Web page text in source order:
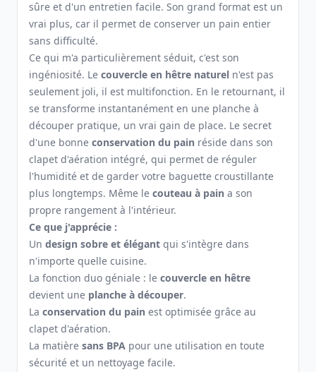
sûre et d'un entretien facile. Son grand format est un
vrai plus, car il permet de conserver un pain entier
sans difficulté.
Ce qui m'a particulièrement séduit, c'est son
ingéniosité. Le couvercle en hêtre naturel n'est pas
seulement joli, il est multifonction. En le retournant, il
se transforme instantanément en une planche à
découper pratique, un vrai gain de place. Le secret
d'une bonne conservation du pain réside dans son
clapet d'aération intégré, qui permet de réguler
l'humidité et de garder votre baguette croustillante
plus longtemps. Même le couteau à pain a son
propre rangement à l'intérieur.
Ce que j'apprécie :
Un design sobre et élégant qui s'intègre dans
n'importe quelle cuisine.
La fonction duo géniale : le couvercle en hêtre
devient une planche à découper.
La conservation du pain est optimisée grâce au
clapet d'aération.
La matière sans BPA pour une utilisation en toute
sécurité et un nettoyage facile.